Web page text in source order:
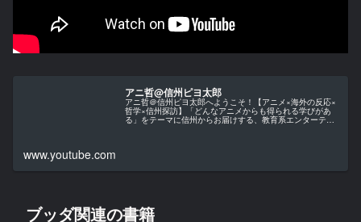
アニ哲@信州ピヨ太郎
アニ哲＠信州ピヨ太郎へようこそ！【アニメ×海外の反応×
哲学×信州探訪】「どんなアニメからも得られる学びがあ
る」をテーマに信州からお届けする、教育系エンターテイ
ンメント・チャンネルです。当チャンネルでは、アニメ作
www.youtube.com
ブッダ関連の書籍